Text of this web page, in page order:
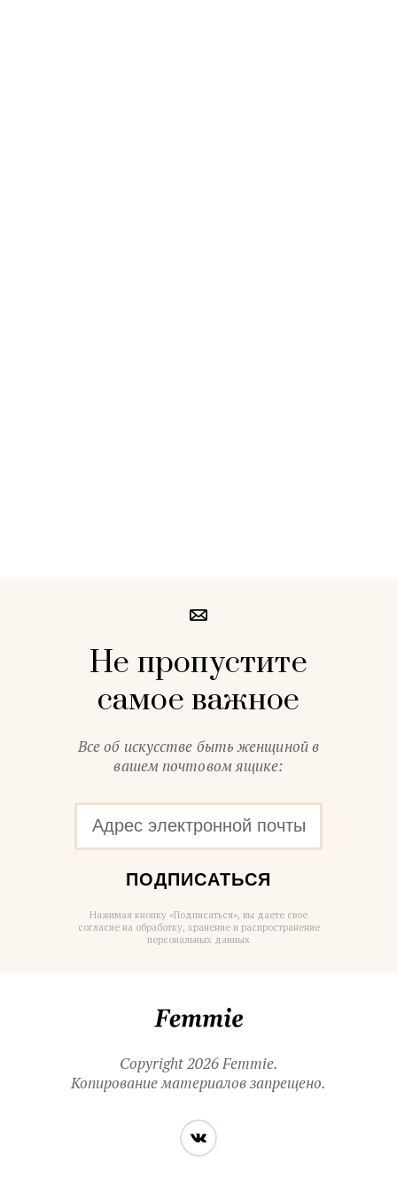
Не пропустите
самое важное
Все об искусстве быть женщиной в
вашем почтовом ящике:
ПОДПИСАТЬСЯ
Нажимая кнопку «Подписаться», вы даете свое
согласие на обработку, хранение и распространение
персональных данных
Copyright 2026 Femmie.
Копирование материалов запрещено.
Читайте
нас
в социальных